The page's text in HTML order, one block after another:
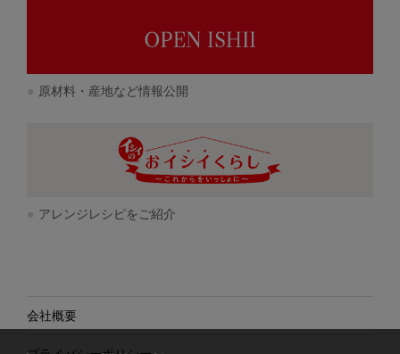
原材料・産地など情報公開
アレンジレシピをご紹介
会社概要